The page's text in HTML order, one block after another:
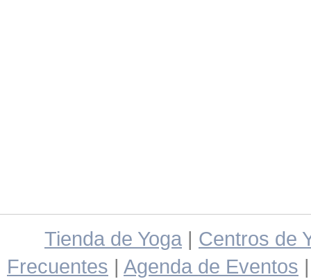
Tienda de Yoga | Centros de
Frecuentes | Agenda de Eventos